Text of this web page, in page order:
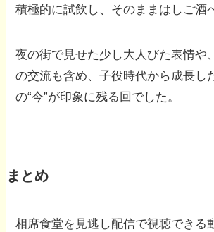
積極的に試飲し、そのままはしご酒
夜の街で見せた少し大人びた表情や
の交流も含め、子役時代から成長し
の“今”が印象に残る回でした。
まとめ
相席食堂を見逃し配信で視聴できる